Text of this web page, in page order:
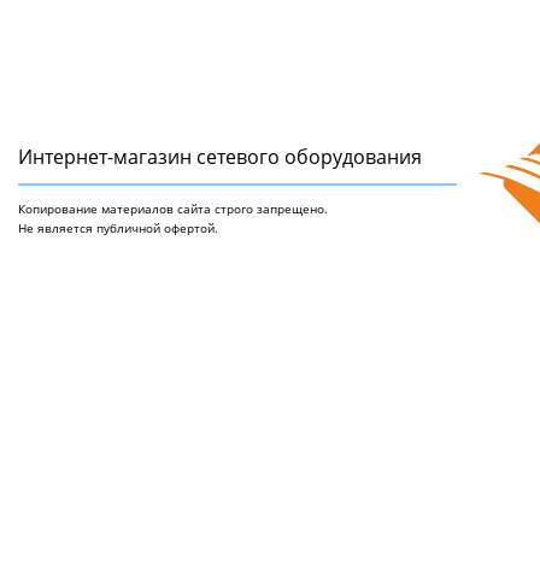
Интернет-магазин сетeвого оборудования
Копирование материалов сайта строго запрещено.
Не является публичной офертой.